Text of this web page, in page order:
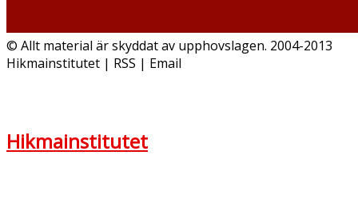
© Allt material är skyddat av upphovslagen. 2004-2013
Hikmainstitutet | RSS | Email
Hikmainstitutet